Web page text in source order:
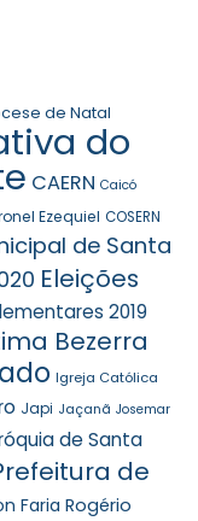
de Natal
do
CAERN Caicó
Ezequiel COSERN
de Santa
Eleições
2019
Bezerra
Igreja Católica
Japi Jaçanã Josemar
de Santa
de
Faria Rogério